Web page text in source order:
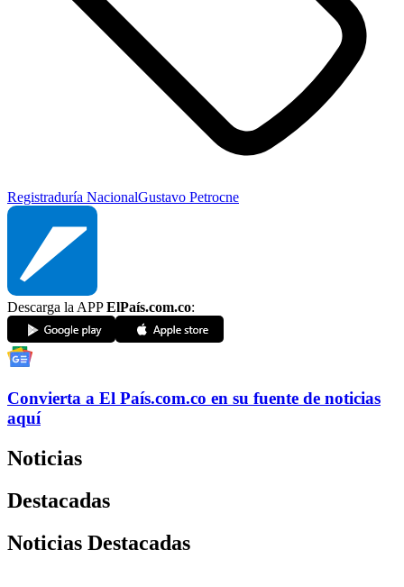
Registraduría NacionalGustavo Petrocne
Descarga la APPElPaís.com.co:
Convierta a El País.com.co en su fuente de noticias
aquí
Noticias
Destacadas
Noticias Destacadas